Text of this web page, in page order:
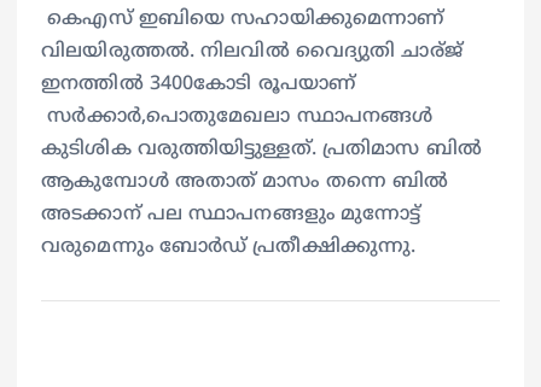
കെഎസ് ഇബിയെ സഹായിക്കുമെന്നാണ്
വിലയിരുത്തൽ. നിലവിൽ വൈദ്യുതി ചാര്ജ്
ഇനത്തിൽ 3400കോടി രൂപയാണ്
സര്‍ക്കാർ,പൊതുമേഖലാ സ്ഥാപനങ്ങള്‍
കുടിശിക വരുത്തിയിട്ടുള്ളത്. പ്രതിമാസ ബിൽ
ആകുമ്പോള്‍ അതാത് മാസം തന്നെ ബിൽ
അടക്കാന് പല സ്ഥാപനങ്ങളും മുന്നോട്ട്
വരുമെന്നും ബോർഡ് പ്രതീക്ഷിക്കുന്നു.